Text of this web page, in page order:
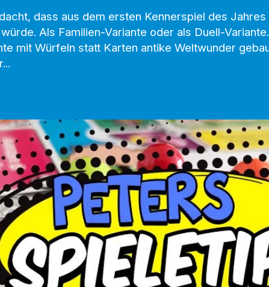
dass aus dem ersten Kennerspiel des
Als Familien-Variante oder als Duell-
mit Würfeln statt Karten antike Weltwunder